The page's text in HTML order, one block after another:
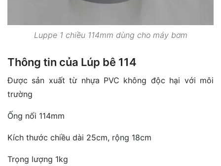
Luppe 1 chiều 114mm dùng cho máy bơm
Thông tin của Lúp bê 114
Được sản xuất từ nhựa PVC không độc hại với môi
trường
Ống nối 114mm
Kích thước chiều dài 25cm, rộng 18cm
Trọng lượng 1kg